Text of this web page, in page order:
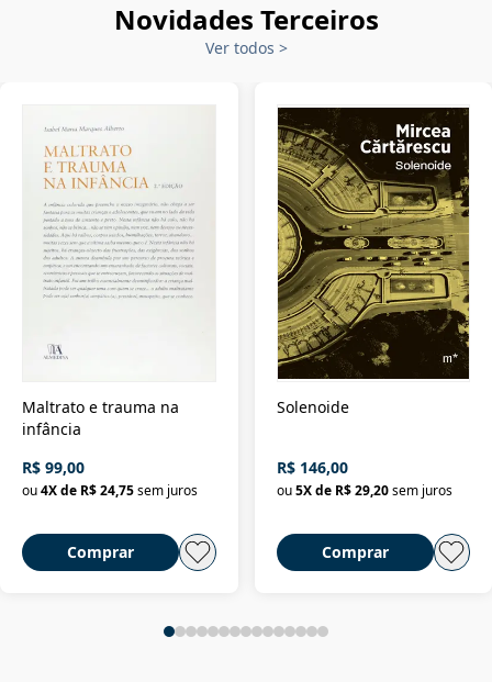
Novidades Terceiros
Ver todos >
Maltrato e trauma na
infância
R$ 99,00
ou4X de R$ 24,75sem juros
Comprar
Solenoide
R$ 146,00
ou 5X de R$ 29,20 sem juros
Comprar